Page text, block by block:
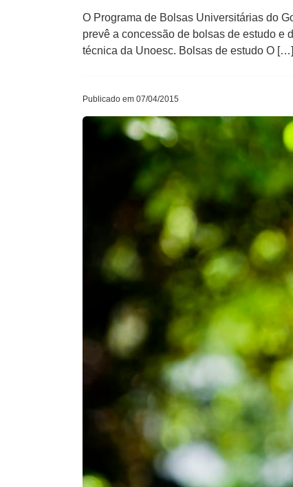
O Programa de Bolsas Universitárias do
prevê a concessão de bolsas de estudo e
técnica da Unoesc. Bolsas de estudo O […]
Publicado em 07/04/2015